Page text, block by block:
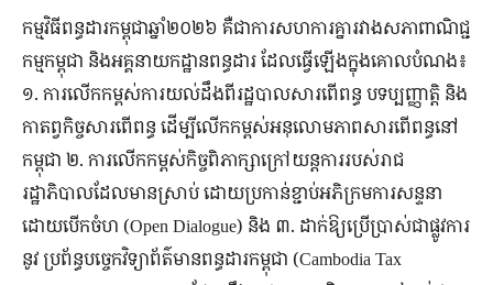
កម្មវិធីពន្ធដារកម្ពុជាឆ្នាំ២០២៦ គឺជាការសហការគ្នារវាងសភាពាណិជ្ជ
កម្មកម្ពុជា និងអគ្គនាយកដ្ឋានពន្ធដារ ដែលធ្វើឡើងក្នុងគោលបំណង៖
១. ការលើកកម្ពស់ការយល់ដឹងពីរដ្ឋបាលសារពើពន្ធ បទប្បញ្ញាត្តិ និង
កាតព្វកិច្ចសារពើពន្ធ ដើម្បីលើកកម្ពស់អនុលោមភាពសារពើពន្ធនៅ
កម្ពុជា ២. ការលើកកម្ពស់កិច្ចពិភាក្សាក្រៅយន្តការរបស់រាជ
រដ្ឋាភិបាលដែលមានស្រាប់ ដោយប្រកាន់ខ្ជាប់អភិក្រមការសន្ទនា
ដោយបើកចំហ (Open Dialogue) និង ៣.​ ដាក់ឱ្យប្រើប្រាស់ជាផ្លូវការ
នូវ ប្រព័ន្ធបច្ចេកវិទ្យាព័ត៌មានពន្ធដារកម្ពុជា (Cambodia Tax